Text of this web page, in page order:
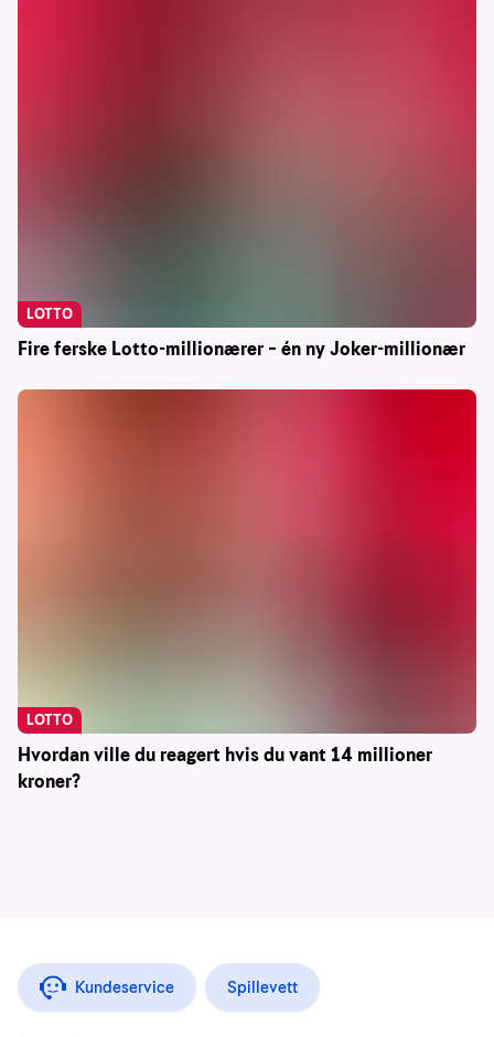
Fire ferske Lotto-millionærer – én ny Joker-millionær
LOTTO
Hvordan ville du reagert hvis du vant 14 millioner
kroner?
LOTTO
Kundeservice Spillevett